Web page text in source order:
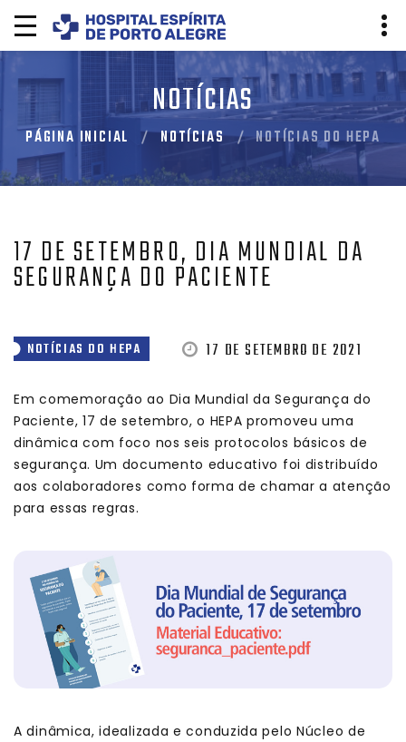
NOTÍCIAS
PÁGINA INICIAL NOTÍCIAS NOTÍCIAS DO HEPA
17 DE SETEMBRO, DIA MUNDIAL DA
SEGURANÇA DO PACIENTE
NOTÍCIAS DO HEPA 17 DE SETEMBRO DE 2021
Em comemoração ao Dia Mundial da Segurança do
Paciente, 17 de setembro, o HEPA promoveu uma
dinâmica com foco nos seis protocolos básicos de
segurança. Um documento educativo foi distribuído
aos colaboradores como forma de chamar a atenção
para essas regras.
A dinâmica, idealizada e conduzida pelo Núcleo de